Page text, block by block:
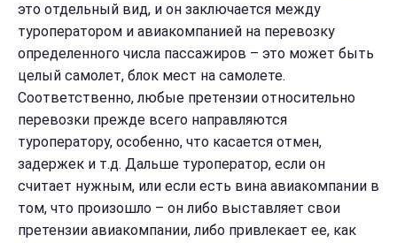
это отдельный вид, и он заключается между
туроператором и авиакомпанией на перевозку
определенного числа пассажиров – это может быть
целый самолет, блок мест на самолете.
Соответственно, любые претензии относительно
перевозки прежде всего направляются
туроператору, особенно, что касается отмен,
задержек и т.д. Дальше туроператор, если он
считает нужным, или если есть вина авиакомпании в
том, что произошло – он либо выставляет свои
претензии авиакомпании, либо привлекает ее, как